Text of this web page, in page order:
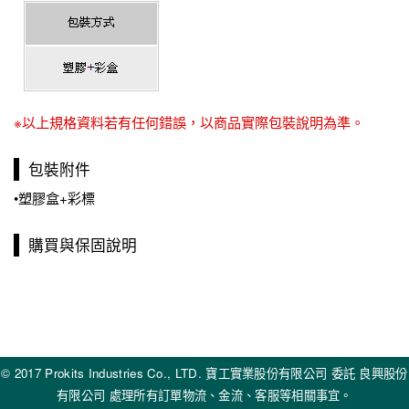
※以上規格資料若有任何錯誤，以商品實際包裝說明為準。
包裝附件
•塑膠盒+彩標
購買與保固說明
© 2017 Prokits Industries Co., LTD. 寶工實業股份有限公司 委託 良興股份
有限公司 處理所有訂單物流、金流、客服等相關事宜。